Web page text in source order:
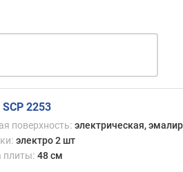
2253
поверхность: электрическая,
электро 2 шт
плиты: 48 см